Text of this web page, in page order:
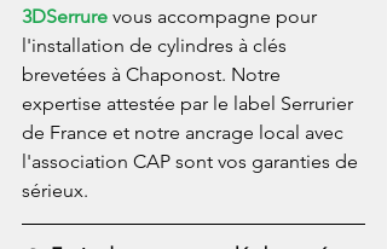
3DSerrure vous accompagne pour
l'installation de cylindres à clés
brevetées à Chaponost. Notre
expertise attestée par le label Serrurier
de France et notre ancrage local avec
l'association CAP sont vos garanties de
sérieux.